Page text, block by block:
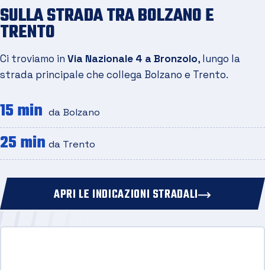
SULLA STRADA TRA BOLZANO E
TRENTO
Ci troviamo in Via Nazionale 4 a Bronzolo, lungo la
strada principale che collega Bolzano e Trento.
15 min da Bolzano
25 min da Trento
APRI LE INDICAZIONI STRADALI